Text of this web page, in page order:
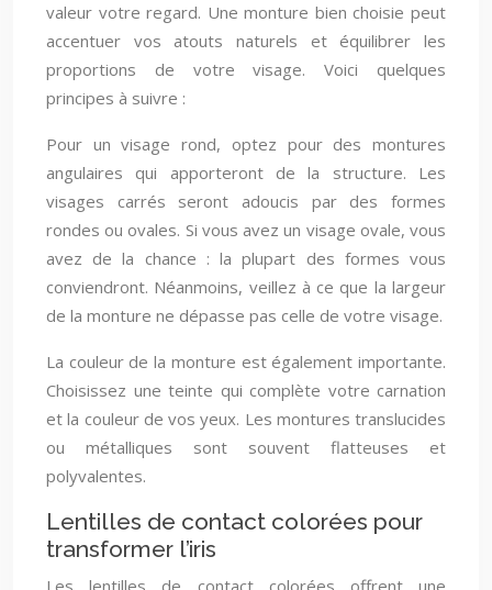
valeur votre regard. Une monture bien choisie peut
accentuer vos atouts naturels et équilibrer les
proportions de votre visage. Voici quelques
principes à suivre :
Pour un visage rond, optez pour des montures
angulaires qui apporteront de la structure. Les
visages carrés seront adoucis par des formes
rondes ou ovales. Si vous avez un visage ovale, vous
avez de la chance : la plupart des formes vous
conviendront. Néanmoins, veillez à ce que la largeur
de la monture ne dépasse pas celle de votre visage.
La couleur de la monture est également importante.
Choisissez une teinte qui complète votre carnation
et la couleur de vos yeux. Les montures translucides
ou métalliques sont souvent flatteuses et
polyvalentes.
Lentilles de contact colorées pour
transformer l’iris
Les lentilles de contact colorées offrent une